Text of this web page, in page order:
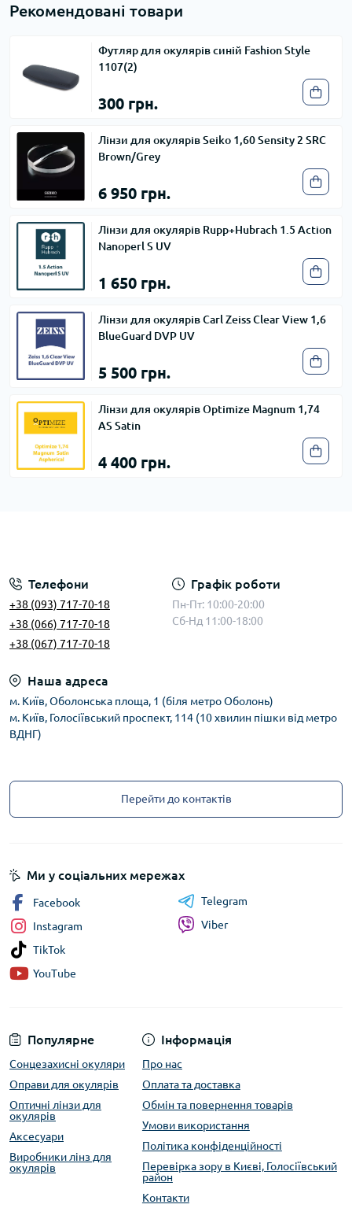
Рекомендовані товари
Футляр для окулярів синій Fashion Style
1107(2)
300 грн.
Лінзи для окулярів Seiko 1,60 Sensity 2 SRC
Brown/Grey
6 950 грн.
Лінзи для окулярів Rupp+Hubrach 1.5 Action
Nanoperl S UV
1 650 грн.
Лінзи для окулярів Carl Zeiss Clear View 1,6
BlueGuard DVP UV
5 500 грн.
Лінзи для окулярів Optimize Magnum 1,74
AS Satin
4 400 грн.
Телефони
+38 (093) 717-70-18
+38 (066) 717-70-18
+38 (067) 717-70-18
Графік роботи
Пн-Пт: 10:00-20:00
Сб-Нд 11:00-18:00
Наша адреса
м. Київ, Оболонська площа, 1 (біля метро Оболонь)
м. Київ, Голосіївський проспект, 114 (10 хвилин пішки від метро
ВДНГ)
Перейти до контактів
Популярне
Сонцезахисні окуляри
Оправи для окулярів
Оптичні лінзи для
окулярів
Аксесуари
Виробники лінз для
окулярів
Інформація
Про нас
Оплата та доставка
Обмін та повернення товарів
Умови використання
Політика конфіденційності
Перевірка зору в Києві, Голосіївський
район
Контакти
Ми у соціальних мережах
Facebook
Instagram
TikTok
YouTube
Telegram
Viber